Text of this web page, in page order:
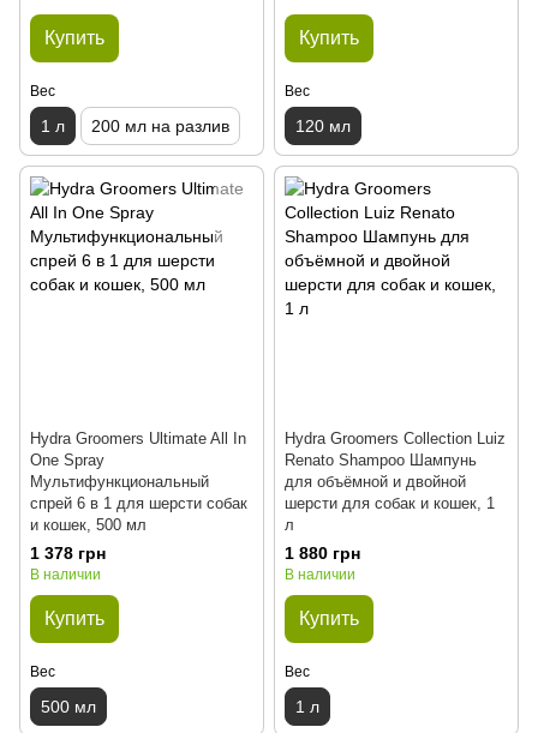
Купить
Вес
1 л 200 мл на разлив
Купить
Вес
120 мл
Hydra Groomers Ultimate All In
One Spray
Мультифункциональный
спрей 6 в 1 для шерсти собак
и кошек, 500 мл
1 378 грн
В наличии
Купить
Вес
500 мл
Hydra Groomers Collection Luiz
Renato Shampoo Шампунь
для объёмной и двойной
шерсти для собак и кошек, 1
л
1 880 грн
В наличии
Купить
Вес
1 л